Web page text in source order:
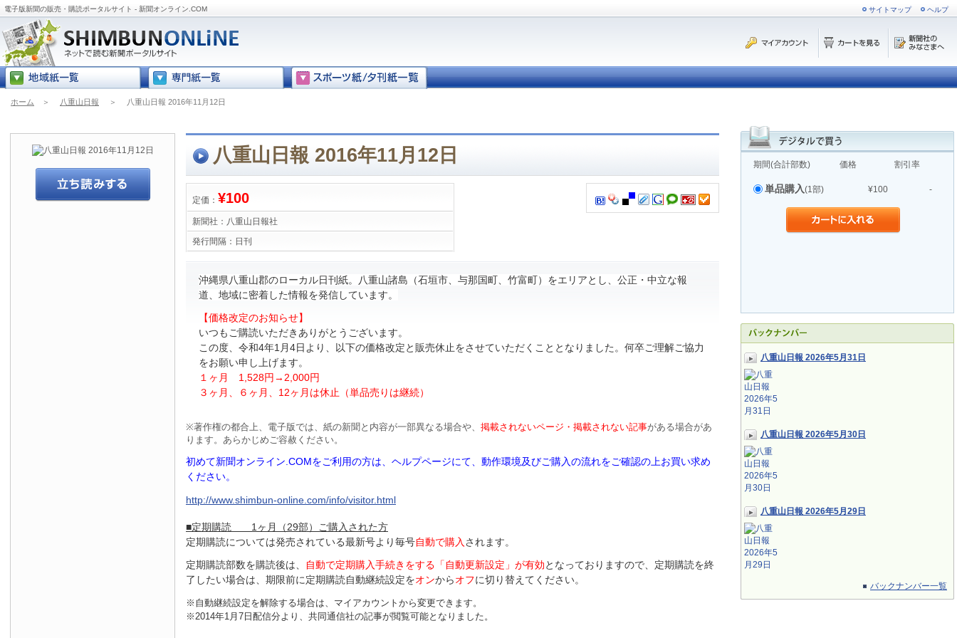
電子版新聞の販売・購読ポータルサイト - 新聞オンライン.COM サイトマップ ヘルプ
ホーム ＞ 八重山日報 ＞ 八重山日報 2016年11月12日
期間(合計部数) 価格 割引率
単品購入(1部) ¥100 -
八重山日報 2026年5月31日
八重山日報 2026年5月30日
八重山日報 2026年5月29日
バックナンバー一覧
八重山日報 2016年11月12日
定価： ¥100
新聞社： 八重山日報社
発行間隔： 日刊
沖縄県八重山郡のローカル日刊紙。八重山諸島（石垣市、与那国町、竹富町）をエリアとし、公正・中立な報
道、地域に密着した情報を発信しています。
【価格改定のお知らせ】
いつもご購読いただきありがとうございます。
この度、令和4年1月4日より、以下の価格改定と販売休止をさせていただくこととなりました。何卒ご理解ご協力
をお願い申し上げます。
１ヶ月 1,528円 →2,000円
３ヶ月、６ヶ月、 12ヶ月は休止（単品売りは継続）
※著作権の都合上、電子版では、紙の新聞と内容が一部異なる場合や、 掲載されないページ・掲載されない記事がある場合があ
ります。あらかじめご容赦ください。
初めて新聞オンライン.COMをご利用の方は、ヘルプページにて、動作環境及びご購入の流れをご確認の上お買い求め
ください。
http://www.shimbun-online.com/info/visitor.html
■定期購読 1ヶ月（29部）
ご購入された方
定期購読については発売されている最新号より毎号自動で購入 されます。
定期購読部数を購読後は、 自動で定期購入手続きをする「自動更新設定」が有効となっておりますので、定期購読を終
了したい場合は、期限前に定期購読自動継続設定をオンからオフに切り替えてください。
※自動継続設定を解除する場合は、マイアカウントから変更できます。
※2014年1月7日配信分より、共同通信社の記事が閲覧可能となりました。